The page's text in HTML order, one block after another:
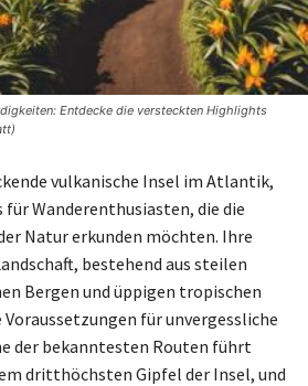
Entdecke die versteckten Highlights
vulkanische Insel im Atlantik,
für Wanderenthusiasten, die die
Natur erkunden möchten. Ihre
bestehend aus steilen
Bergen und üppigen tropischen
für unvergessliche
der bekanntesten Routen führt
dritthöchsten Gipfel der Insel, und